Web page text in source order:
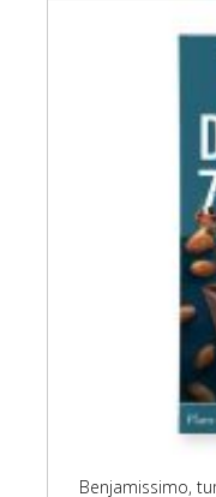
Benjamissimo,